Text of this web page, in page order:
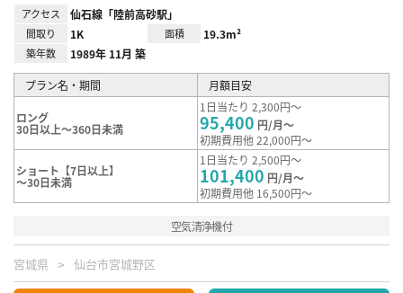
アクセス 仙石線「陸前高砂駅」
間取り 1K 面積 19.3m²
築年数 1989年 11月 築
プラン名・期間 月額目安
ロング
30日以上～360日未満
1日当たり 2,300円～
95,400 円/月～
初期費用他 22,000円～
ショート【7日以上】
～30日未満
1日当たり 2,500円～
101,400 円/月～
初期費用他 16,500円～
空気清浄機付
宮城県 仙台市宮城野区